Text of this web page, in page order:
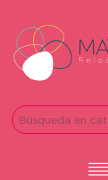
Email
Password